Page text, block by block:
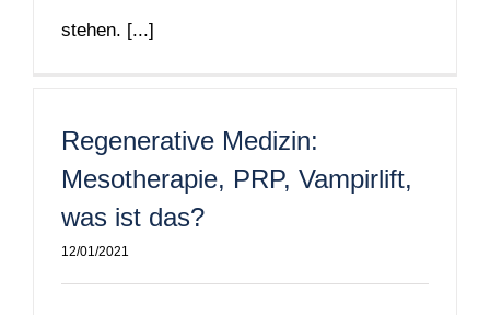
stehen. [...]
Regenerative Medizin:
Mesotherapie, PRP, Vampirlift,
was ist das?
12/01/2021